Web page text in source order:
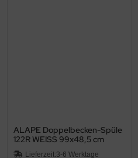
ALAPE Doppelbecken-Spüle
122R WEISS 99x48,5 cm
Lieferzeit:3-6 Werktage